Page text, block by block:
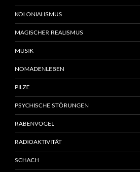
KOLONIALISMUS
MAGISCHER REALISMUS
MUSIK
NOMADENLEBEN
PILZE
PSYCHISCHE STÖRUNGEN
RABENVÖGEL
RADIOAKTIVITÄT
SCHACH